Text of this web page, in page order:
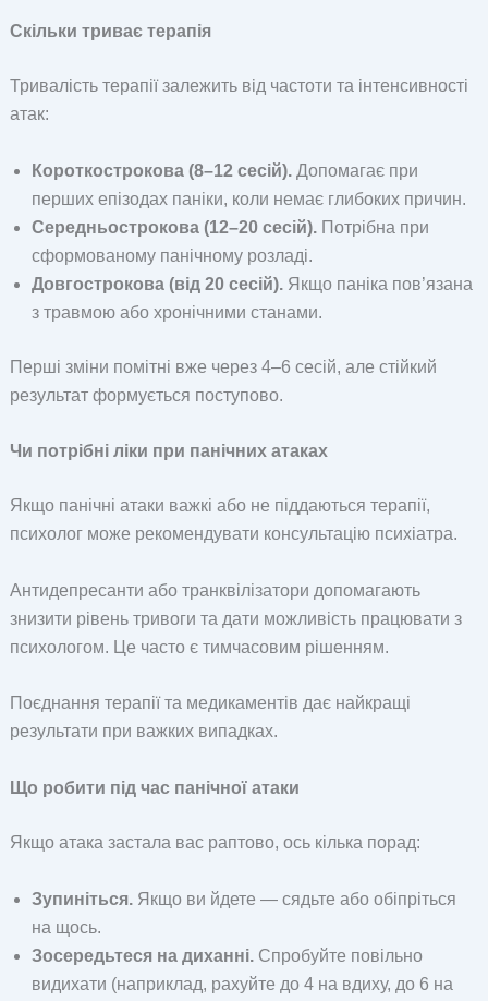
Скільки триває терапія
Тривалість терапії залежить від частоти та інтенсивності
атак:
Короткострокова (8–12 сесій).Допомагає при
перших епізодах паніки, коли немає глибоких причин.
Середньострокова (12–20 сесій).Потрібна при
сформованому панічному розладі.
Довгострокова (від 20 сесій).Якщо паніка пов’язана
з травмою або хронічними станами.
Перші зміни помітні вже через 4–6 сесій, але стійкий
результат формується поступово.
Чи потрібні ліки при панічних атаках
Якщо панічні атаки важкі або не піддаються терапії,
психолог може рекомендувати консультацію психіатра.
Антидепресанти або транквілізатори допомагають
знизити рівень тривоги та дати можливість працювати з
психологом. Це часто є тимчасовим рішенням.
Поєднання терапії та медикаментів дає найкращі
результати при важких випадках.
Що робити під час панічної атаки
Якщо атака застала вас раптово, ось кілька порад:
Зупиніться.Якщо ви йдете — сядьте або обіпріться
на щось.
Зосередьтеся на диханні.Спробуйте повільно
видихати (наприклад, рахуйте до 4 на вдиху, до 6 на